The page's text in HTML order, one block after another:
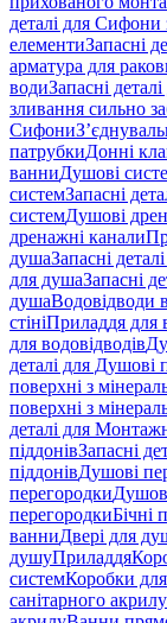
деталі для
елементиЗапасні
арматура для
водиЗапасні
зливання сильно
Сифони
патрубкиДонні
ванниДушові
системЗапасні
системДушові
дренажні канали
душаЗапасні
для душаЗапасні
душаВодовідводи в
стініПриладдя для
для водовідводів
деталі для Душові
поверхні з
поверхні з
деталі для
піддонівЗапасні
піддонівДушові
перегородки
перегородкиБічні
ванниДвері для
душуПриладдя
системКоробки для
санітарного акрилу